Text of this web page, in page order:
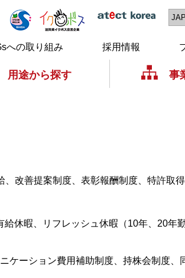
への取り組み 採用情報
用途から探す 事
、改善提案制度、表彰報酬制度、特許取
休暇、リフレッシュ休暇（10年、20年
ーション費用補助制度、持株会制度